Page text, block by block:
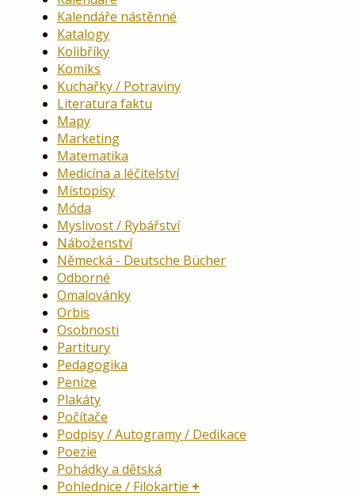
Kalendáře nástěnné
Katalogy
Kolibříky
Komiks
Kuchařky / Potraviny
Literatura faktu
Mapy
Marketing
Matematika
Medicína a léčitelství
Místopisy
Móda
Myslivost / Rybářství
Náboženství
Německá - Deutsche Bücher
Odborné
Omalovánky
Orbis
Osobnosti
Partitury
Pedagogika
Peníze
Plakáty
Počítače
Podpisy / Autogramy / Dedikace
Poezie
Pohádky a dětská
Pohlednice / Filokartie